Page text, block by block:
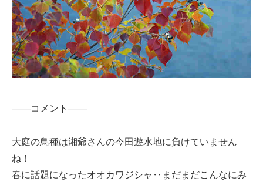
——コメント——
大庭の鳥種は湘爺さんの今田遊水地に負けていません
ね！
春に話題になったオオカワジシャ‥まだまだこんなにみ